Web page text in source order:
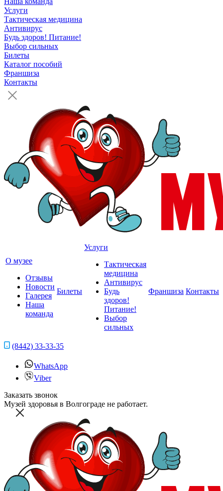
Услуги
Тактическая медицина
Антивирус
Будь здоров! Питание!
Выбор сильных
Билеты
Каталог пособий
Франшиза
Контакты
О музее
Отзывы
Новости
Галерея
Наша
команда
Билеты
Услуги
Тактическая
медицина
Антивирус
Будь
здоров!
Питание!
Выбор
сильных
Франшиза Контакты
(8442) 33-33-35
WhatsApp
Viber
Заказать звонок
Музей здоровья в Волгограде не работает.